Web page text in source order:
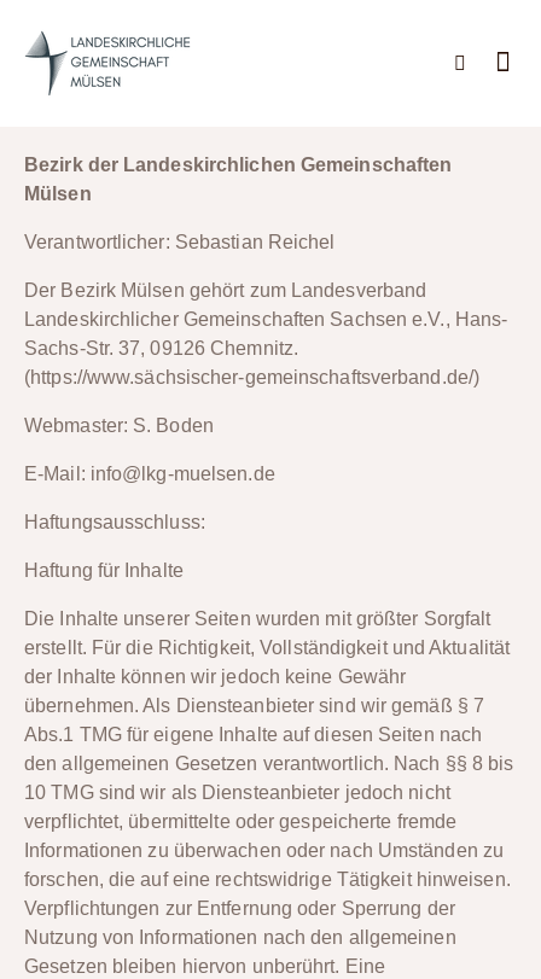
Bezirk der Landeskirchlichen Gemeinschaften
Mülsen
Verantwortlicher: Sebastian Reichel
Der Bezirk Mülsen gehört zum Landesverband
Landeskirchlicher Gemeinschaften Sachsen e.V., Hans-
Sachs-Str. 37, 09126 Chemnitz.
(https://www.sächsischer-gemeinschaftsverband.de/)
Webmaster: S. Boden
E-Mail: info@lkg-muelsen.de
Haftungsausschluss:
Haftung für Inhalte
Die Inhalte unserer Seiten wurden mit größter Sorgfalt
erstellt. Für die Richtigkeit, Vollständigkeit und Aktualität
der Inhalte können wir jedoch keine Gewähr
übernehmen. Als Diensteanbieter sind wir gemäß § 7
Abs.1 TMG für eigene Inhalte auf diesen Seiten nach
den allgemeinen Gesetzen verantwortlich. Nach §§ 8 bis
10 TMG sind wir als Diensteanbieter jedoch nicht
verpflichtet, übermittelte oder gespeicherte fremde
Informationen zu überwachen oder nach Umständen zu
forschen, die auf eine rechtswidrige Tätigkeit hinweisen.
Verpflichtungen zur Entfernung oder Sperrung der
Nutzung von Informationen nach den allgemeinen
Gesetzen bleiben hiervon unberührt. Eine